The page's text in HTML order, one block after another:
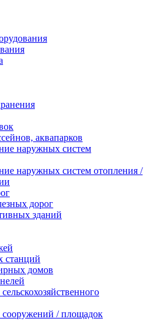
аквапарков
наружных систем
наружных систем отопления /
дорог
зданий
станций
домов
сооружений / площадок